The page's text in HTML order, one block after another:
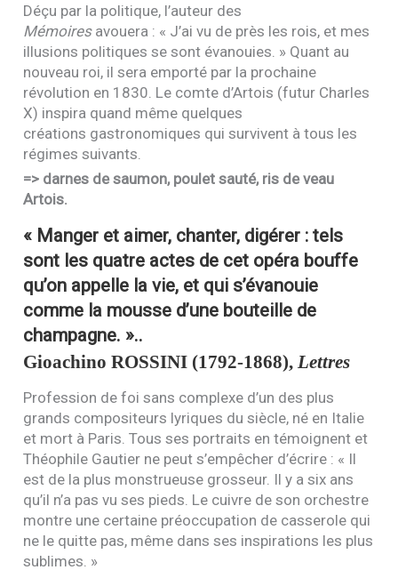
Déçu par la politique, l’auteur des
Mémoires avouera : « J’ai vu de près les rois, et mes
illusions politiques se sont évanouies. » Quant au
nouveau roi, il sera emporté par la prochaine
révolution en 1830. Le comte d’Artois (futur Charles
X) inspira quand même quelques
créations gastronomiques qui survivent à tous les
régimes suivants.
=> darnes de saumon, poulet sauté, ris de veau
Artois.
« Manger et aimer, chanter, digérer : tels
sont les quatre actes de cet opéra bouffe
qu’on appelle la vie, et qui s’évanouie
comme la mousse d’une bouteille de
champagne. »..
GioachinoROSSINI (1792-1868), Lettres
Profession de foi sans complexe d’un des plus
grands compositeurs lyriques du siècle, né en Italie
et mort à Paris. Tous ses portraits en témoignent et
Théophile Gautier ne peut s’empêcher d’écrire : « Il
est de la plus monstrueuse grosseur. Il y a six ans
qu’il n’a pas vu ses pieds. Le cuivre de son orchestre
montre une certaine préoccupation de casserole qui
ne le quitte pas, même dans ses inspirations les plus
sublimes. »